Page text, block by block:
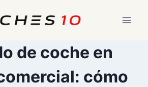
de coche en
cómo